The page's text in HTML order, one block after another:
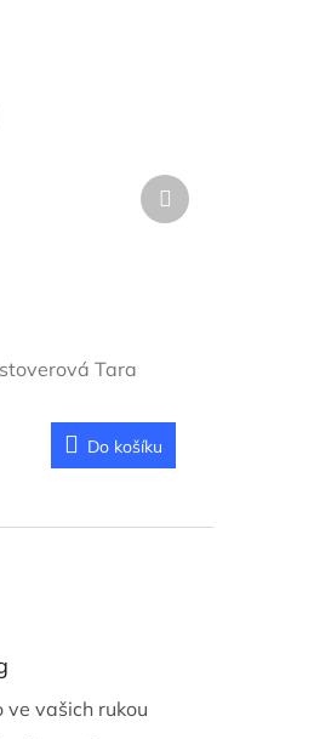
Tara
Do košíku
Další
produkt
ve vašich rukou